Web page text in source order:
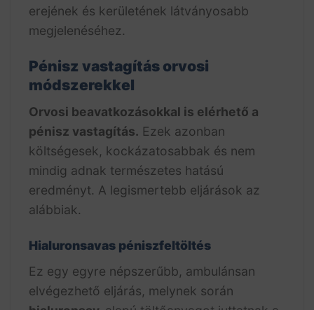
erejének és kerületének látványosabb
megjelenéséhez.
Pénisz vastagítás orvosi
módszerekkel
Orvosi beavatkozásokkal is elérhető a
pénisz vastagítás. Ezek azonban
költségesek, kockázatosabbak és nem
mindig adnak természetes hatású
eredményt. A legismertebb eljárások az
alábbiak.
Hialuronsavas péniszfeltöltés
Ez egy egyre népszerűbb, ambulánsan
elvégezhető eljárás, melynek során